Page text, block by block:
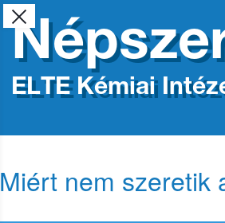
ELTE Kémiai
Miért nem szeretik